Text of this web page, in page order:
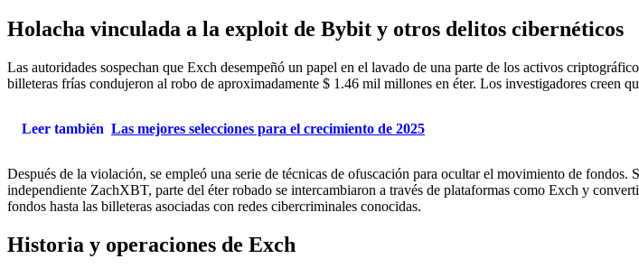
Holacha vinculada a la exploit de Bybit y otros delitos cibernéticos
Las autoridades sospechan que Exch desempeñó un papel en el lavado de una parte de los activos
billeteras frías condujeron al robo de aproximadamente $ 1.46 mil millones en éter. Los investigadores creen
Leer también Las mejores selecciones para el crecimiento de 2025
Después de la violación, se empleó una serie de técnicas de ofuscación para ocultar el movimiento de
independiente ZachXBT, parte del éter robado se intercambiaron a través de plataformas como Exch y
fondos hasta las billeteras asociadas con redes cibercriminales conocidas.
Historia y operaciones de Exch